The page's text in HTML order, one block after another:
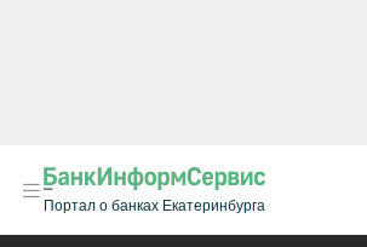
Портал о банках Екатеринбурга